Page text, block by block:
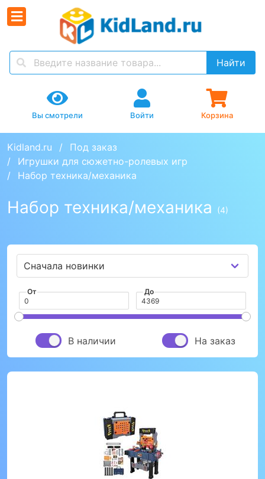
Найти
Вы смотрели Войти Корзина
Kidland.ru
Под заказ
Игрушки для сюжетно-ролевых игр
Набор техника/механика
Набор техника/механика (4)
От До
В наличии На заказ